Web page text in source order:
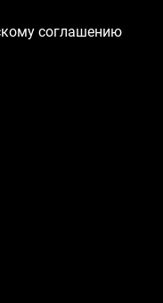
соглашению